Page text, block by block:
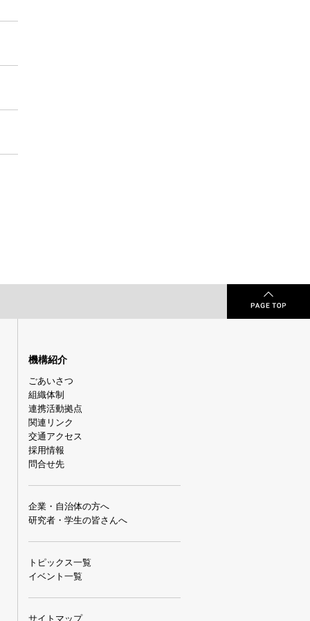
機構紹介
ごあいさつ
組織体制
連携活動拠点
関連リンク
交通アクセス
採用情報
問合せ先
企業・自治体の方へ
研究者・学生の皆さんへ
トピックス一覧
イベント一覧
サイトマップ